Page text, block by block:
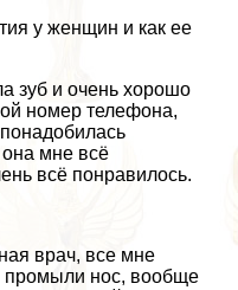
у женщин и как ее
зуб и очень хорошо
номер телефона,
она мне всё
всё понравилось.
врач, все мне
промыли нос, вообще